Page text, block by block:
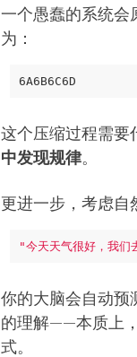
一个愚蠢的系统会
为：
这个压缩过程需要
中发现规律。
更进一步，考虑自
"今天天气很好，我们
你的大脑会自动预
的理解——本质上
式。